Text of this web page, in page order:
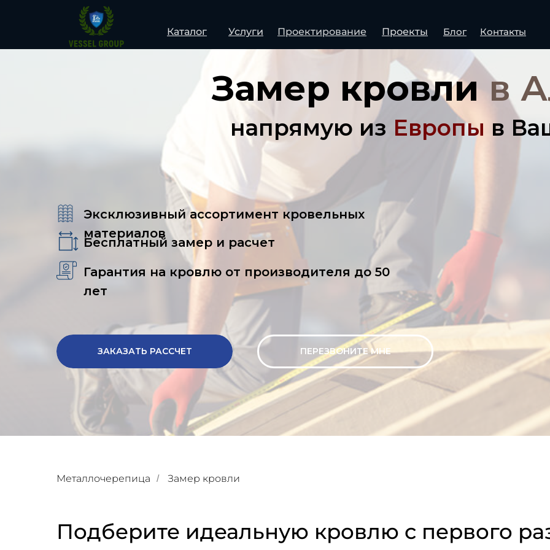
Каталог Услуги Проектирование Проекты Блог Контакты
Замер кровли в
Продажа и монтаж черепицы по всему
Эксклюзивный ассортимент кровельных
материалов
Бесплатный замер и расчет
Гарантия на кровлю от производителя до 50
лет
ЗАКАЗАТЬ РАССЧЕТ ПЕРЕЗВОНИТЕ МНЕ
напрямую из Европы в
Металлочерепица / Замер кровли
Подберите идеальную кровлю с первого